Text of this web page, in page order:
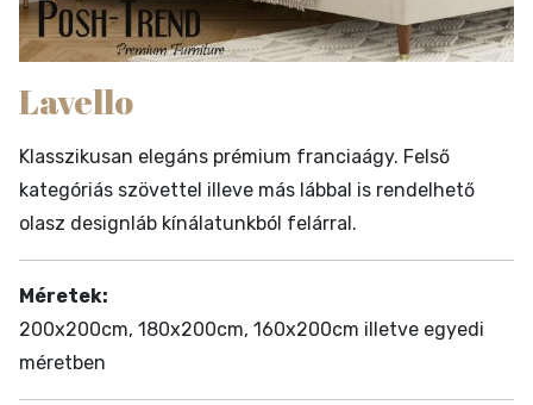
Lavello
Klasszikusan elegáns prémium franciaágy. Felső
kategóriás szövettel illeve más lábbal is rendelhető
olasz designláb kínálatunkból felárral.
Méretek:
200x200cm, 180x200cm, 160x200cm illetve egyedi
méretben